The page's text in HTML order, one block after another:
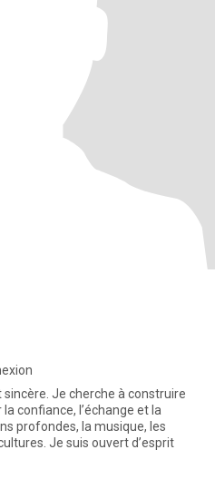
Je cherche à construire
confiance, l’échange et la
profondes, la musique, les
Je suis ouvert d’esprit